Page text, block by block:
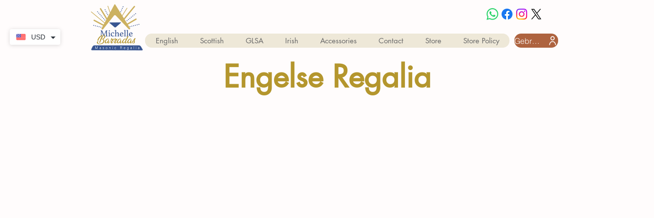
English Scottish GLSA Irish Accessories Contact Store Store Policy Gebruiker aanmeld
Engelse Regalia
USD